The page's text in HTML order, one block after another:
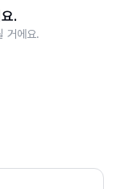
다. 이때 우리의
가 흔합니다.
신이 그들에게
다”라는 작가
만은 아닙니다.
의 벅참
지
선물
만족
.
거에요.